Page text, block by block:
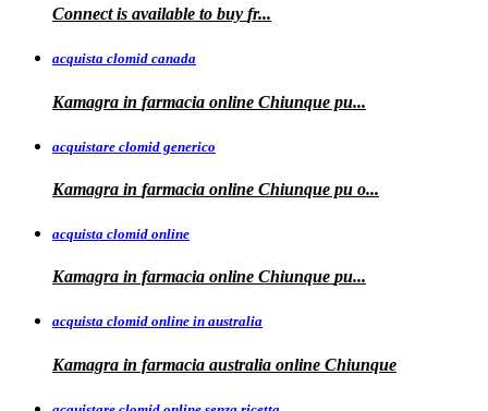
Connect is available to buy fr...
acquista clomid canada
Kamagra in farmacia online Chiunque pu...
acquistare clomid generico
Kamagra in farmacia online Chiunque pu o...
acquista clomid online
Kamagra in farmacia online Chiunque pu...
acquista clomid online in australia
Kamagra in farmacia australia online Chiunque